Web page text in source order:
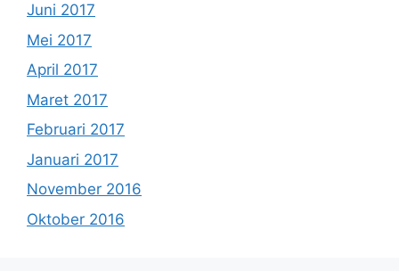
Juni 2017
Mei 2017
April 2017
Maret 2017
Februari 2017
Januari 2017
November 2016
Oktober 2016